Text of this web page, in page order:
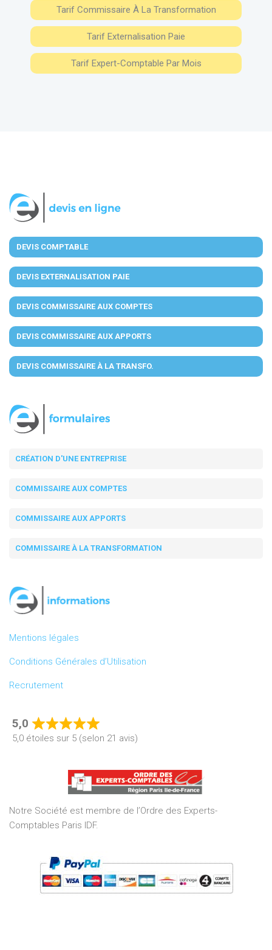
Tarif Commissaire À La Transformation
Tarif Externalisation Paie
Tarif Expert-Comptable Par Mois
DEVIS COMPTABLE
DEVIS EXTERNALISATION PAIE
DEVIS COMMISSAIRE AUX COMPTES
DEVIS COMMISSAIRE AUX APPORTS
DEVIS COMMISSAIRE À LA TRANSFO.
CRÉATION D'UNE ENTREPRISE
COMMISSAIRE AUX COMPTES
COMMISSAIRE AUX APPORTS
COMMISSAIRE À LA TRANSFORMATION
Mentions légales
Conditions Générales d’Utilisation
Recrutement
5,0
Rated
5,0
of
5
5,0 étoiles sur 5 (selon 21 avis)
Notre Société est membre de l’Ordre des Experts-
Comptables Paris IDF.